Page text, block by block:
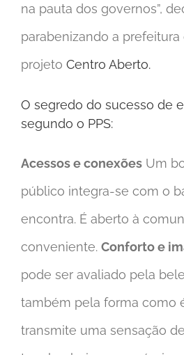
na pauta dos governos”,
parabenizando a
projeto Centro Aberto.
O segredo do sucesso de
segundo o PPS:
Acessos e conexões Um
público integra-se com o
encontra. É aberto à
conveniente. Conforto e
pode ser avaliado pela
também pela forma como
transmite uma sensação